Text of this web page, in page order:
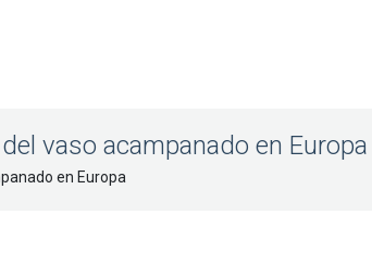
vaso acampanado en Europa
en Europa